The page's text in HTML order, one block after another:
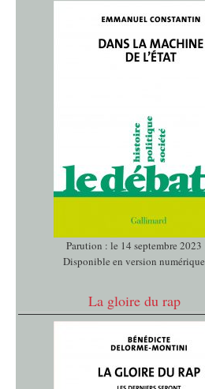
Parution : le 14 septembre 2023
Disponible en version numérique
La gloire du rap